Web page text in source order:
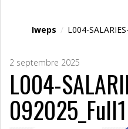
Iweps / L004-
2 septembre 2025
L004-
092025_Full1